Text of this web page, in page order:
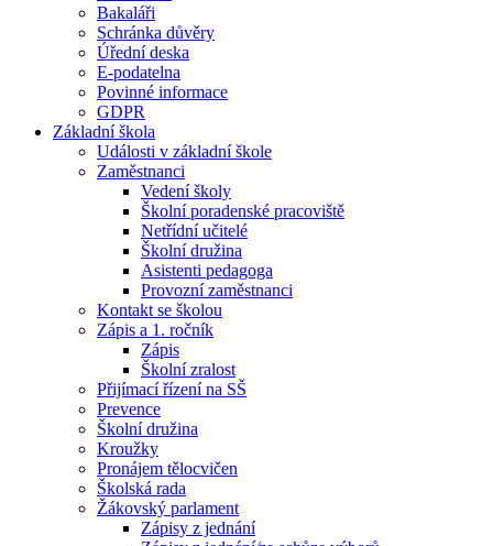
Bakaláři
Schránka důvěry
Úřední deska
E-podatelna
Povinné informace
GDPR
Základní škola
Události v základní škole
Zaměstnanci
Vedení školy
Školní poradenské pracoviště
Netřídní učitelé
Školní družina
Asistenti pedagoga
Provozní zaměstnanci
Kontakt se školou
Zápis a 1. ročník
Zápis
Školní zralost
Přijímací řízení na SŠ
Prevence
Školní družina
Kroužky
Pronájem tělocvičen
Školská rada
Žákovský parlament
Zápisy z jednání